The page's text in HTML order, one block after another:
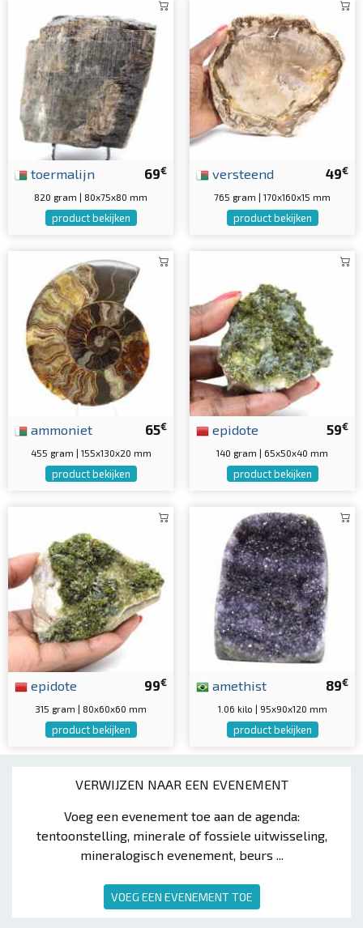
VERWIJZEN NAAR EEN EVENEMENT
Voeg een evenement toe aan de agenda:
tentoonstelling, minerale of fossiele uitwisseling,
mineralogisch evenement, beurs ...
VOEG EEN EVENEMENT TOE
69€
toermalijn
820 gram | 80x75x80 mm
product bekijken
49€
versteend
765 gram | 170x160x15 mm
product bekijken
65€
ammoniet
455 gram | 155x130x20 mm
product bekijken
59€
epidote
140 gram | 65x50x40 mm
product bekijken
99€
epidote
315 gram | 80x60x60 mm
product bekijken
89€
amethist
1.06 kilo | 95x90x120 mm
product bekijken